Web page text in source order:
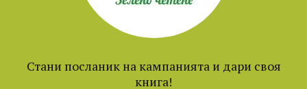
Стани посланик на кампанията и дари своя
книга!